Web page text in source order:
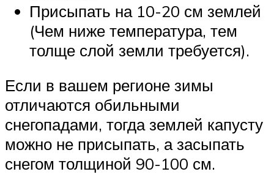
Присыпать на 10-20 см землей
(Чем ниже температура, тем
толще слой земли требуется).
Если в вашем регионе зимы
отличаются обильными
снегопадами, тогда землей капусту
можно не присыпать, а засыпать
снегом толщиной 90-100 см.